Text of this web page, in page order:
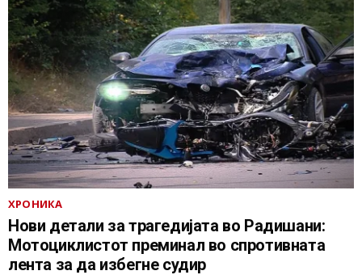
ХРОНИКА
Нови детали за трагедијата во Радишани:
Мотоциклистот преминал во спротивната
лента за да избегне судир